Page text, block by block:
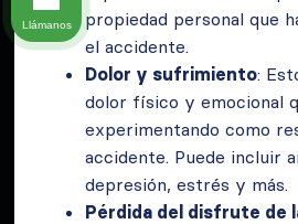
propiedad personal que
el accidente.
Dolor y sufrimiento:
dolor físico y emocional
experimentando como
accidente. Puede incluir
depresión, estrés y más.
Pérdida del disfrute de
Llámanos